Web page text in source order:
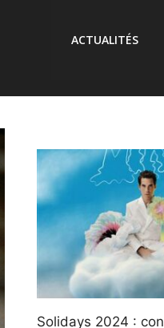
ACTUALITÉS
Solidays 2024 :